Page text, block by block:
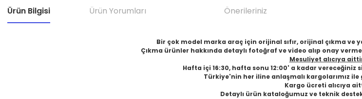
Ürün Bilgisi Ürün Yorumları Önerileriniz
Bir çok model marka araç için orijinal sıfır, orijinal çıkma ve
Çıkma ürünler hakkında detaylı fotoğraf ve video alıp onay
Mesuliyet alıcıya
Hafta içi 16:30, hafta sonu 12:00' a kadar vereceğiniz
Türkiye'nin her iline anlaşmalı kargolarımız
Kargo ücreti alıcıya
Detaylı ürün kataloğumuz ve teknik